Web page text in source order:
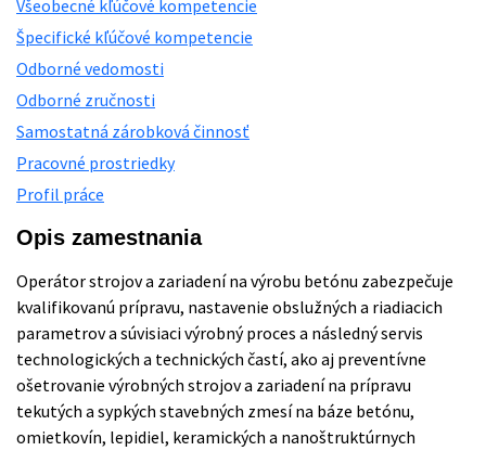
Všeobecné kľúčové kompetencie
Špecifické kľúčové kompetencie
Odborné vedomosti
Odborné zručnosti
Samostatná zárobková činnosť
Pracovné prostriedky
Profil práce
Opis zamestnania
Operátor strojov a zariadení na výrobu betónu zabezpečuje
kvalifikovanú prípravu, nastavenie obslužných a riadiacich
parametrov a súvisiaci výrobný proces a následný servis
technologických a technických častí, ako aj preventívne
ošetrovanie výrobných strojov a zariadení na prípravu
tekutých a sypkých stavebných zmesí na báze betónu,
omietkovín, lepidiel, keramických a nanoštruktúrnych